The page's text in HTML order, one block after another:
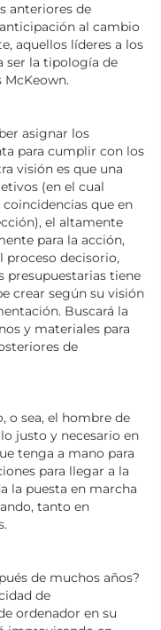
anteriores de
al cambio
aquellos líderes a los
ser la tipología de
asignar los
para cumplir con los
visión es que una
(en el cual
que en
el altamente
para la acción,
proceso decisorio,
presupuestarias tiene
crear según su visión
Buscará la
y materiales para
de
o sea, el hombre de
justo y necesario en
tenga a mano para
para llegar a la
la puesta en marcha
tanto en
de muchos años?
de
ordenador en su